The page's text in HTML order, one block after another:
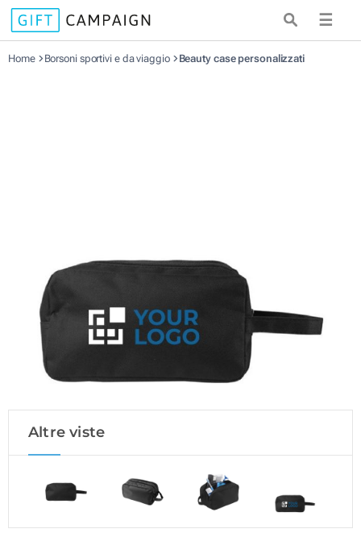
☰
Home Borsoni sportivi e da viaggio Beauty case personalizzati
Altre viste